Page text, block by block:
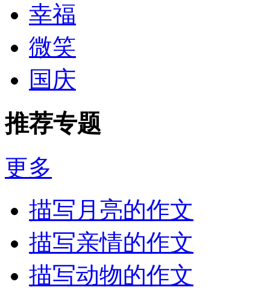
幸福
微笑
国庆
推荐专题
更多
描写月亮的作文
描写亲情的作文
描写动物的作文